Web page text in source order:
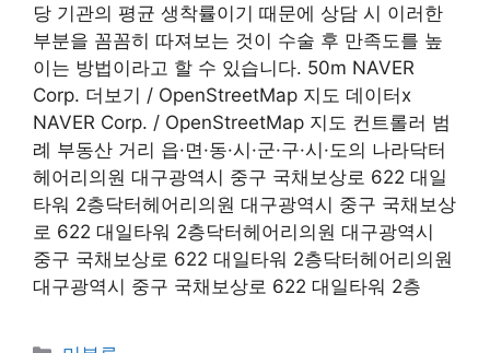
당 기관의 평균 생착률이기 때문에 상담 시 이러한
부분을 꼼꼼히 따져보는 것이 수술 후 만족도를 높
이는 방법이라고 할 수 있습니다. 50m NAVER
Corp. 더보기 / OpenStreetMap 지도 데이터x
NAVER Corp. / OpenStreetMap 지도 컨트롤러 범
례 부동산 거리 읍·면·동·시·군·구·시·도의 나라닥터
헤어리의원 대구광역시 중구 국채보상로 622 대일
타워 2층닥터헤어리의원 대구광역시 중구 국채보상
로 622 대일타워 2층닥터헤어리의원 대구광역시
중구 국채보상로 622 대일타워 2층닥터헤어리의원
대구광역시 중구 국채보상로 622 대일타워 2층